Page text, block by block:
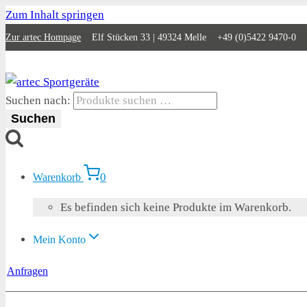
Zum Inhalt springen
Zur artec Hompage Elf Stücken 33 | 49324 Melle +49 (0)5422 9470-0
Suchen nach:
Suchen
Warenkorb 0
Es befinden sich keine Produkte im Warenkorb.
Mein Konto
Anfragen